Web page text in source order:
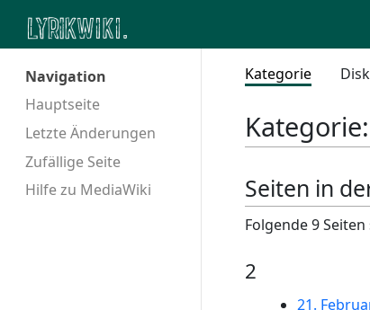
Navigation
Hauptseite
Letzte Änderungen
Zufällige Seite
Hilfe zu MediaWiki
Kategorie
Kategorie:
Seiten in
Folgende 9
2
21.